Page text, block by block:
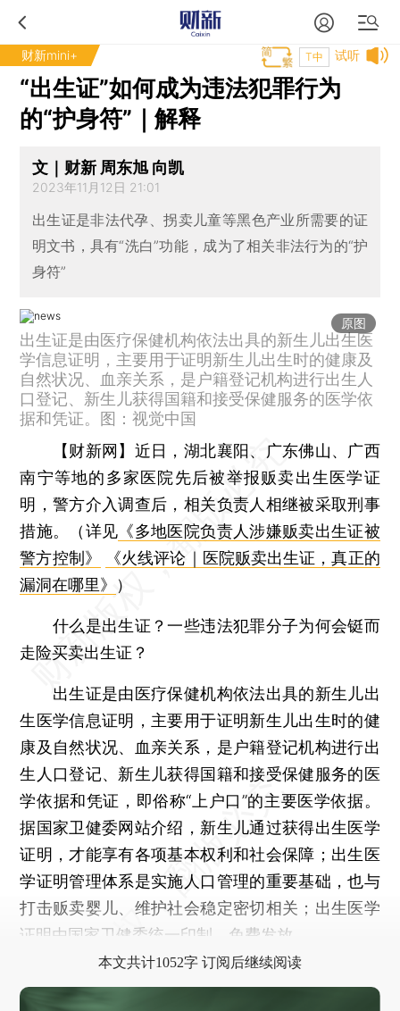
财新mini+ 试听
T中
“出生证”如何成为违法犯罪行为
的“护身符”｜解释
文｜财新 周东旭 向凯
2023年11月12日 21:01
出生证是非法代孕、拐卖儿童等黑色产业所需要的证
明文书，具有“洗白”功能，成为了相关非法行为的“护
身符”
原图
出生证是由医疗保健机构依法出具的新生儿出生医
学信息证明，主要用于证明新生儿出生时的健康及
自然状况、血亲关系，是户籍登记机构进行出生人
口登记、新生儿获得国籍和接受保健服务的医学依
据和凭证。图：视觉中国
【财新网】 近日，湖北襄阳、广东佛山、广西
南宁等地的多家医院先后被举报贩卖出生医学证
明，警方介入调查后，相关负责人相继被采取刑事
措施。（详见 《多地医院负责人涉嫌贩卖出生证被
警方控制》
《火线评论｜医院贩卖出生证，真正的
漏洞在哪里》
）
什么是出生证？一些违法犯罪分子为何会铤而
走险买卖出生证？
出生证是由医疗保健机构依法出具的新生儿出
生医学信息证明，主要用于证明新生儿出生时的健
康及自然状况、血亲关系，是户籍登记机构进行出
生人口登记、新生儿获得国籍和接受保健服务的医
学依据和凭证，即俗称“上户口”的主要医学依据。
据国家卫健委网站介绍，新生儿通过获得出生医学
证明，才能享有各项基本权利和社会保障；出生医
学证明管理体系是实施人口管理的重要基础，也与
打击贩卖婴儿、维护社会稳定密切相关；出生医学
证明由国家卫健委统一印制，免费发放。
本文共计1052字 订阅后继续阅读